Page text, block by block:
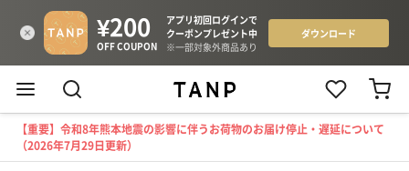
【重要】令和8年熊本地震の影響に伴うお荷物のお届け停止・遅延について
（2026年7月29日更新）